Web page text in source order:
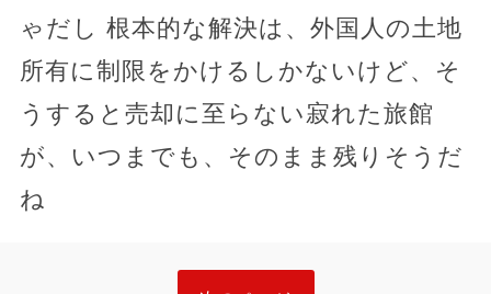
ゃだし 根本的な解決は、外国人の土地
所有に制限をかけるしかないけど、そ
うすると売却に至らない寂れた旅館
が、いつまでも、そのまま残りそうだ
ね